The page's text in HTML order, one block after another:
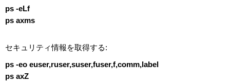
ps -eLf
ps axms
セキュリティ情報を取得する:
ps -eo euser,ruser,suser,fuser,f,comm,label
ps axZ